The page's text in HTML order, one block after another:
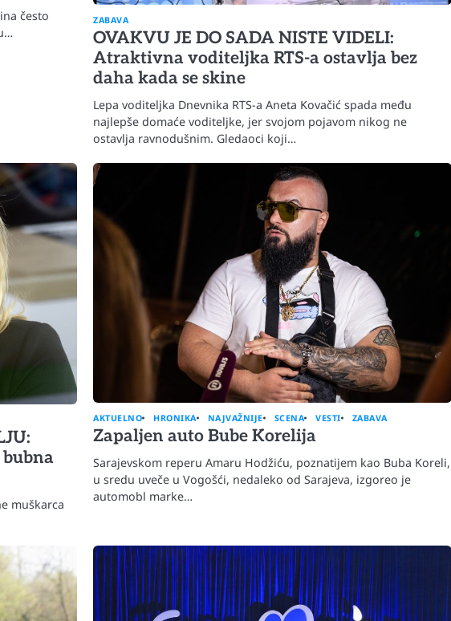
često
ZABAVA
OVAKVU JE DO SADA NISTE VIDELI:
Atraktivna voditeljka RTS-a ostavlja bez
daha kada se skine
Lepa voditeljka Dnevnika RTS-a Aneta Kovačić spada među
najlepše domaće voditeljke, jer svojom pojavom nikog ne
ostavlja ravnodušnim. Gledaoci koji…
bubna
muškarca
AKTUELNO HRONIKA NAJVAŽNIJE SCENA VESTI ZABAVA
Zapaljen auto Bube Korelija
Sarajevskom reperu Amaru Hodžiću, poznatijem kao Buba Koreli,
u sredu uveče u Vogošći, nedaleko od Sarajeva, izgoreo je
automobl marke…
držati ruku na
Automobili
Zašto u vožnji nije poželjno držati ruku na
menjaču